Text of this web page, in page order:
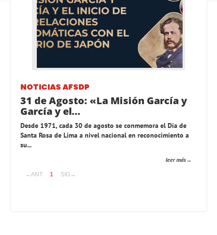
NOTICIAS AFSDP
31 de Agosto: «La Misión García y
García y el...
Desde 1971, cada 30 de agosto se conmemora el Día de
Santa Rosa de Lima a nivel nacional en reconocimiento a
su...
leer más
←ANT 1 SIG→